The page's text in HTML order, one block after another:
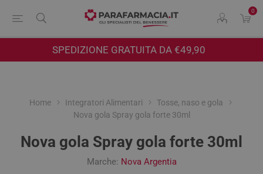
0
SPEDIZIONE GRATUITA DA €49,90
Home Integratori Alimentari
Tosse, naso e gola
Nova gola Spray gola forte 30ml
Nova gola Spray gola forte 30ml
Marche: Nova Argentia